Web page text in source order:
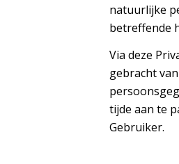
natuurlijke
betreffende
Via deze
gebracht
tijde aan te
Gebruiker.